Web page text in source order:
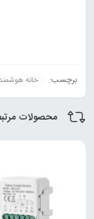
نصب و راه
برچسب: خانه
محصولات